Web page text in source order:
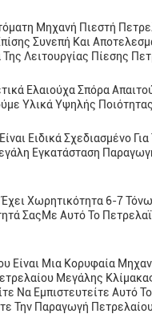
Μηχανή Πιεστή
Συνεπή Και
Λειτουργίας Πίεσης
Ελαιούχα Σπόρα
Υλικά Υψηλής
Ειδικά Σχεδιασμένο
Εγκατάσταση
Χωρητικότητα 6-7
ΣαςΜε Αυτό Το
Είναι Μια Κορυφαία
Μεγάλης
Να Εμπιστευτείτε Αυτό
Την Παραγωγή